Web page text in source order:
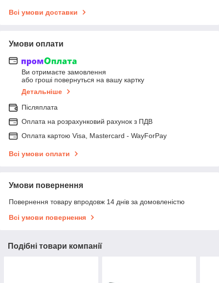
Всі умови доставки
Умови оплати
Ви отримаєте замовлення
або гроші повернуться на вашу картку
Детальніше
Післяплата
Оплата на розрахунковий рахунок з ПДВ
Оплата картою Visa, Mastercard - WayForPay
Всі умови оплати
Умови повернення
Повернення товару впродовж 14 днів за домовленістю
Всі умови повернення
Подібні товари компанії